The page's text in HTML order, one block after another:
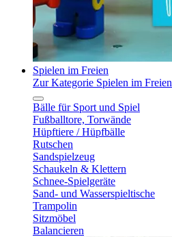
Spielen im Freien
Zur Kategorie Spielen im Freien
Bälle für Sport und Spiel
Fußballtore, Torwände
Hüpftiere / Hüpfbälle
Rutschen
Sandspielzeug
Schaukeln & Klettern
Schnee-Spielgeräte
Sand- und Wasserspieltische
Trampolin
Sitzmöbel
Balancieren